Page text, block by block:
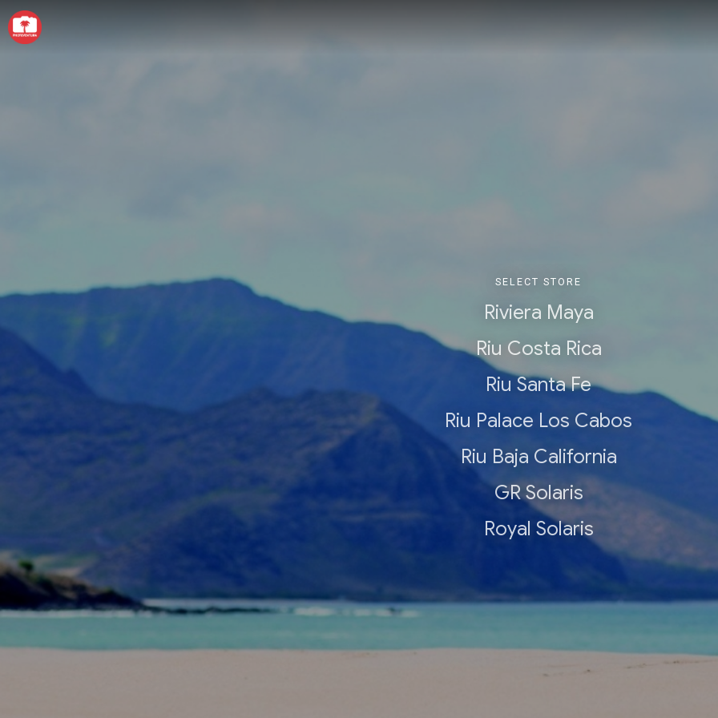
SELECT STORE
Riviera Maya
Riu Costa Rica
Riu Santa Fe
Riu Palace Los Cabos
Riu Baja California
GR Solaris
Royal Solaris